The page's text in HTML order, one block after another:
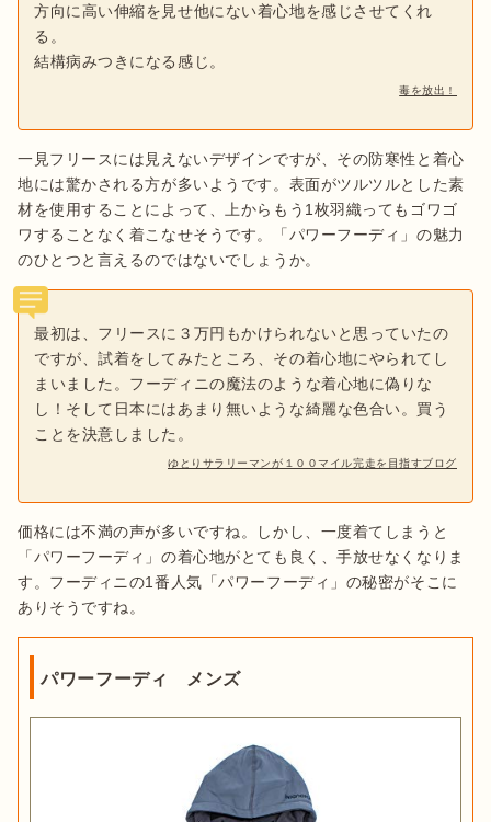
方向に高い伸縮を見せ他にない着心地を感じさせてくれ
る。
結構病みつきになる感じ。
毒を放出！
一見フリースには見えないデザインですが、その防寒性と着心
地には驚かされる方が多いようです。表面がツルツルとした素
材を使用することによって、上からもう1枚羽織ってもゴワゴ
ワすることなく着こなせそうです。「パワーフーディ」の魅力
のひとつと言えるのではないでしょうか。
最初は、フリースに３万円もかけられないと思っていたの
ですが、試着をしてみたところ、その着心地にやられてし
まいました。フーディニの魔法のような着心地に偽りな
し！そして日本にはあまり無いような綺麗な色合い。買う
ことを決意しました。
ゆとりサラリーマンが１００マイル完走を目指すブログ
価格には不満の声が多いですね。しかし、一度着てしまうと
「パワーフーディ」の着心地がとても良く、手放せなくなりま
す。フーディニの1番人気「パワーフーディ」の秘密がそこに
ありそうですね。
パワーフーディ メンズ